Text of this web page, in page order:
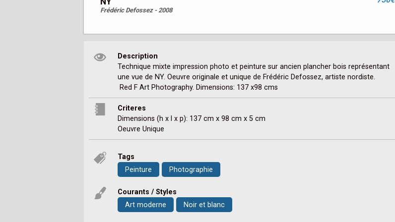
Frédéric Defossez - 2008
Description
Technique mixte impression photo et peinture sur ancien plancher bois représentant
une vue de NY. Oeuvre originale et unique de Frédéric Defossez, artiste nordiste.
Red F Art Photography. Dimensions: 137 x98 cms
Criteres
Dimensions (h x l x p): 137 cm x 98 cm x 5 cm
Oeuvre Unique
Tags
Peinture
Photographie
Courants / Styles
Art moderne
Noir et blanc